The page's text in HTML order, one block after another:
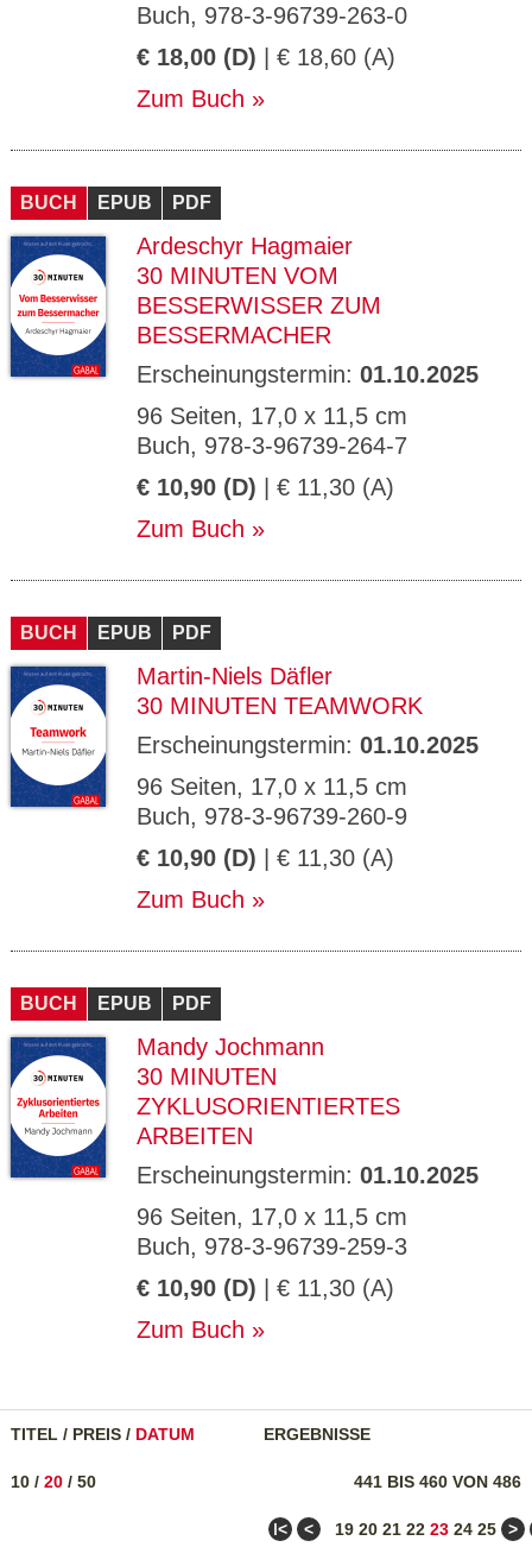
Buch, 978-3-96739-263-0
€ 18,00 (D) | € 18,60 (A)
Zum Buch
BUCH EPUB PDF
Ardeschyr Hagmaier
30 MINUTEN VOM
BESSERWISSER ZUM
BESSERMACHER
Erscheinungstermin: 01.10.2025
96 Seiten, 17,0 x 11,5 cm
Buch, 978-3-96739-264-7
€ 10,90 (D) | € 11,30 (A)
Zum Buch
BUCH EPUB PDF
Martin-Niels Däfler
30 MINUTEN TEAMWORK
Erscheinungstermin: 01.10.2025
96 Seiten, 17,0 x 11,5 cm
Buch, 978-3-96739-260-9
€ 10,90 (D) | € 11,30 (A)
Zum Buch
BUCH EPUB PDF
Mandy Jochmann
30 MINUTEN
ZYKLUSORIENTIERTES
ARBEITEN
Erscheinungstermin: 01.10.2025
96 Seiten, 17,0 x 11,5 cm
Buch, 978-3-96739-259-3
€ 10,90 (D) | € 11,30 (A)
Zum Buch
TITEL / PREIS / DATUM ERGEBNISSE
441 BIS 460 VON 486
10 / 20 / 50
ǀ< < 19 20 21 22 23 24 25 >